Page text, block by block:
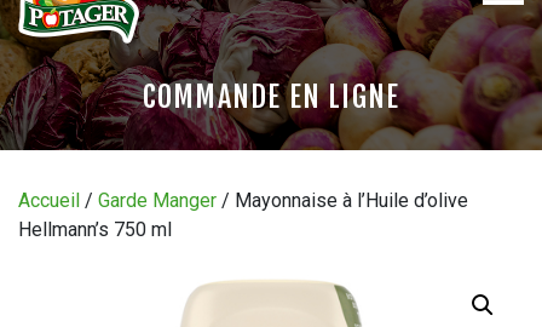
COMMANDE EN LIGNE
CIRCULAIRE
Accueil / Garde Manger / Mayonnaise à l’Huile d’olive
Hellmann’s 750 ml